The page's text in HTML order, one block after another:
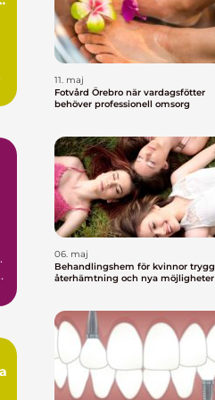
11. maj
Fotvård Örebro när vardagsfötter
behöver professionell omsorg
06. maj
Behandlingshem för kvinnor trygghet,
återhämtning och nya möjligheter